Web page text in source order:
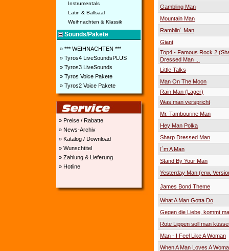
Instrumentals
Latin & Ballsaal
Weihnachten & Klassik
Sounds/Pakete
» *** WEIHNACHTEN ***
» Tyros4 LiveSoundsPLUS
» Tyros3 LiveSounds
» Tyros Voice Pakete
» Tyros2 Voice Pakete
» Preise / Rabatte
» News-Archiv
» Katalog / Download
» Wunschtitel
» Zahlung & Lieferung
» Hotline
Gambling Man
Mountain Man
Ramblin´ Man
Giant
Top4 - Famous Rock 2
Dressed Man ...
Little Talks
Man On The Moon
Rain Man (Lager)
Was man verspricht
Mr. Tambourine Man
Hey Man Polka
Sharp Dressed Man
I´m A Man
Stand By Your Man
Yesterday Man (erw.
James Bond Theme
What A Man Gotta Do
Gegen die Liebe, kommt
Rote Lippen soll man
Man - I Feel Like A Woman
When A Man Loves A